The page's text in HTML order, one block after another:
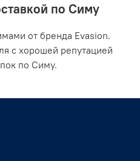
по Симу
от бренда Evasion.
с хорошей репутацией
по Симу.